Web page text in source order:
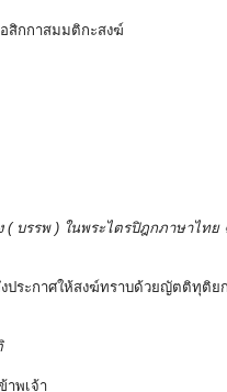
สิกกาสมมติกะสงฆ์
( บรรพ ) ในพระไตรปิฎกภาษาไทย
ประกาศให้สงฆ์ทราบด้วยญัตติทุติย
าพเจ้า